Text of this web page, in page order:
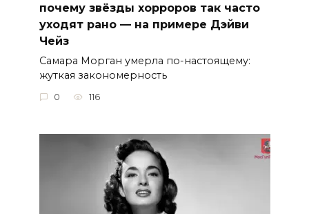
почему звёзды хорроров так часто
уходят рано — на примере Дэйви
Чейз
Самара Морган умерла по-настоящему:
жуткая закономерность
0 116